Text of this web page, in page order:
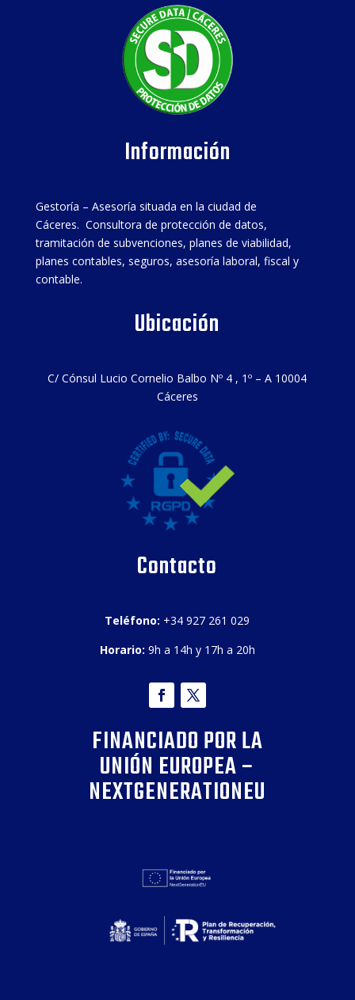
Información
Gestoría – Asesoría situada en la ciudad de
Cáceres. Consultora de protección de datos,
tramitación de subvenciones, planes de viabilidad,
planes contables, seguros, asesoría laboral, fiscal y
contable.
Ubicación
C/ Cónsul Lucio Cornelio Balbo Nº 4 , 1º – A 10004
Cáceres
Contacto
Teléfono: +34 927 261 029
Horario: 9h a 14h y 17h a 20h
FINANCIADO POR LA
UNIÓN EUROPEA –
NEXTGENERATIONEU